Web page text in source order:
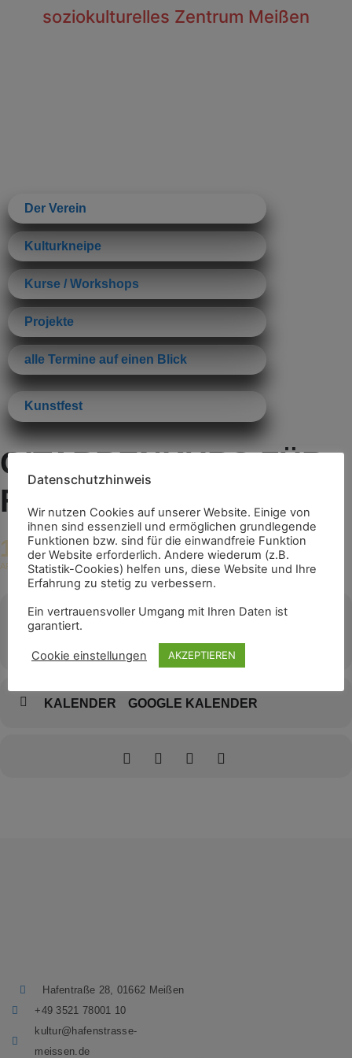
soziokulturelles Zentrum Meißen
Der Verein
Kulturkneipe
Kurse / Workshops
Projekte
alle Termine auf einen Blick
Kunstfest
GITARRENKURS FÜR
FORTGESCHRITTENE
11
APR
19:00 - 22:00 (GMT+02:00)
Zeit
(GMT+02:00)
KALENDER GOOGLE KALENDER
Hafentraße 28, 01662 Meißen
+49 3521 78001 10
kultur@hafenstrasse-
meissen.de
Datenschutzhinweis
Wir nutzen Cookies auf unserer Website. Einige von
ihnen sind essenziell und ermöglichen grundlegende
Funktionen bzw. sind für die einwandfreie Funktion
der Website erforderlich. Andere wiederum (z.B.
Statistik-Cookies) helfen uns, diese Website und Ihre
Erfahrung zu stetig zu verbessern.
Ein vertrauensvoller Umgang mit Ihren Daten ist
garantiert.
Cookie einstellungen AKZEPTIEREN